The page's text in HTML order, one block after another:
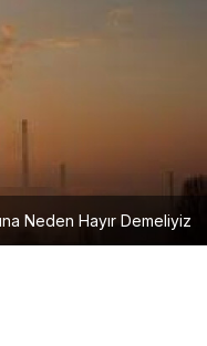
Neden Hayır Demeliyiz